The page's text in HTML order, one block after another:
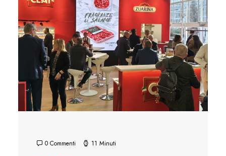
0 Commenti 11 Minuti